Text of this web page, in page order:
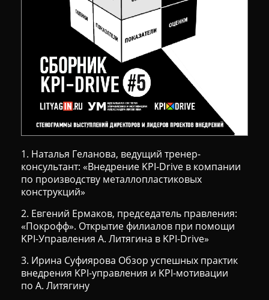
1. Наталья Геланова, ведущий тренер-
консультант: «Внедрение KPI-Drive в компании
по производству металлопластиковых
конструкций»
2. Евгений Ермаков, председатель правления:
«Покрофф». Открытие филиалов при помощи
KPI-Управления А. Литягина в KPI-Drive»
3. Ирина Суфиярова Обзор успешных практик
внедрения KPI-управления и KPI-мотивации
по А. Литягину